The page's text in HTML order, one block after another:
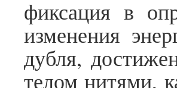
фиксация в
изменения
дубля,
телом нитями,